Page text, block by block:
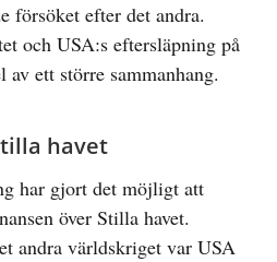
försöket efter det andra.
och USA:s eftersläpning på
ett större sammanhang.
havet
har gjort det möjligt att
över Stilla havet.
andra världskriget var USA